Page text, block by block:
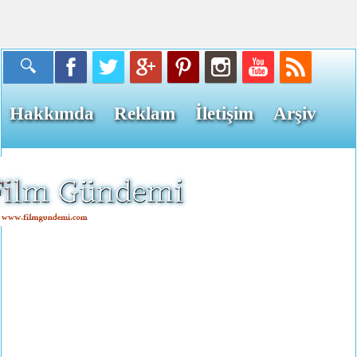
Hakkımda Reklam İletişim Arşiv